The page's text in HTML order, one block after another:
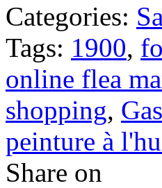
Categories:
Tags: 1900,
online flea
shopping,
peinture à
Share on